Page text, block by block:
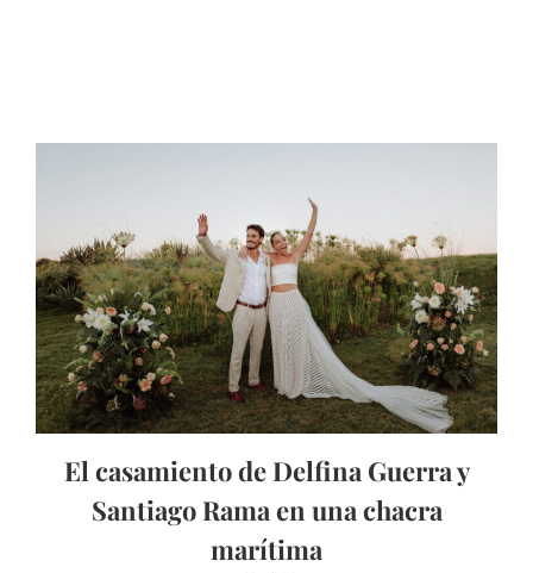
El casamiento de Delfina Guerra y
Santiago Rama en una chacra
marítima